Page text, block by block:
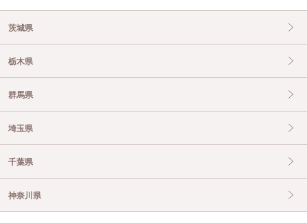
茨城県
栃木県
群馬県
埼玉県
千葉県
神奈川県